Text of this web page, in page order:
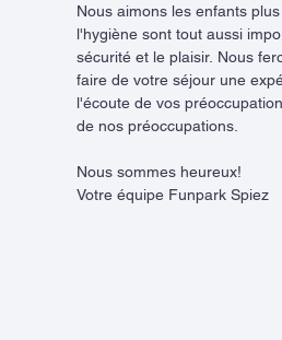
Nous aimons les enfants
l'hygiène sont tout aussi
sécurité et le plaisir. Nous
faire de votre séjour une
l'écoute de vos
de nos préoccupations.
Nous sommes heureux!
Votre équipe Funpark Spiez